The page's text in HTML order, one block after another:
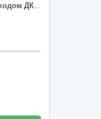
Оливи та мастила в асортименті за кодом ДК 021:2015:09210000-4 - Мастильні засоби